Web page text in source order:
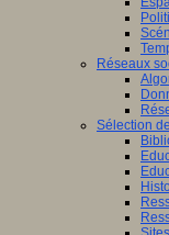
Réseaux
Sélection